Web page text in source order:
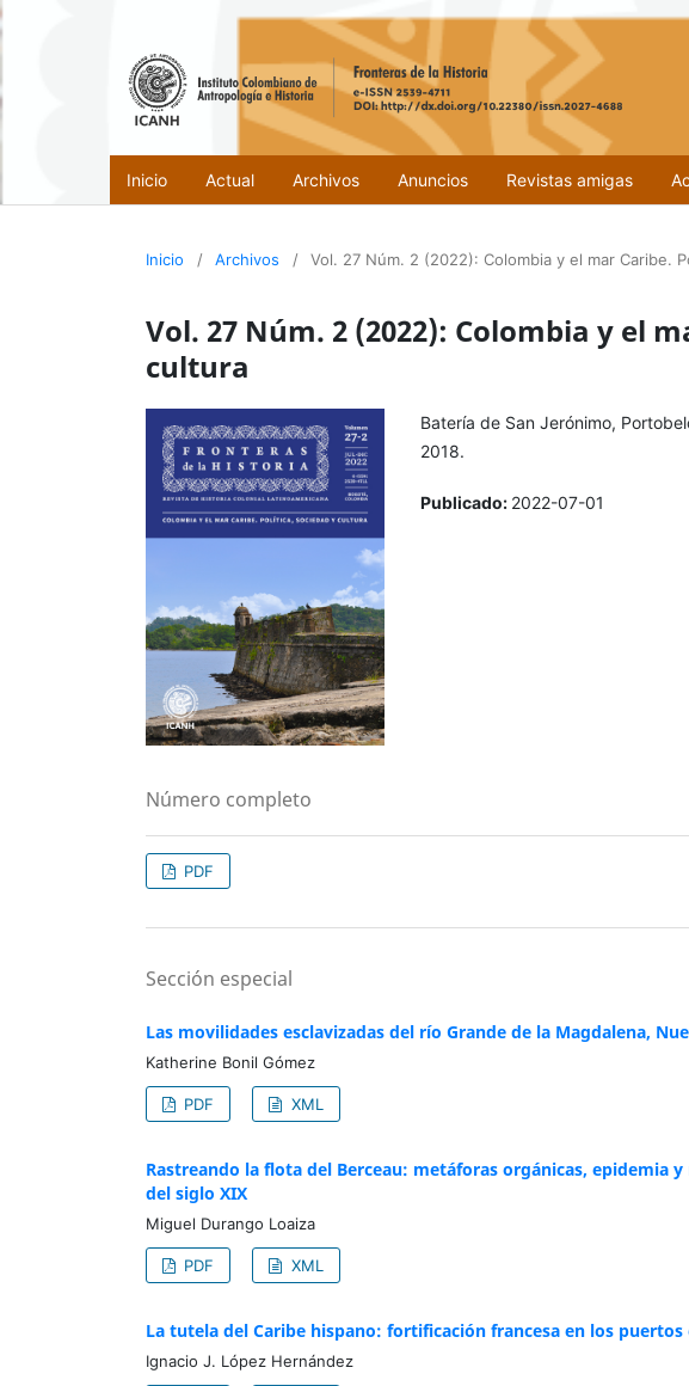
Inicio Actual Archivos Anuncios Revistas amigas
Inicio / Archivos / Vol. 27 Núm. 2 (2022): Colombia y el mar Caribe.
Vol. 27 Núm. 2 (2022): Colombia y el
cultura
Batería de San Jerónimo,
2018.
Publicado: 2022-07-01
Número completo
PDF
Sección especial
Las movilidades esclavizadas del río Grande de la Magdalena,
Katherine Bonil Gómez
PDF XML
Rastreando la flota del Berceau: metáforas orgánicas, epidemia
del siglo XIX
Miguel Durango Loaiza
PDF XML
La tutela del Caribe hispano: fortificación francesa en los
Ignacio J. López Hernández